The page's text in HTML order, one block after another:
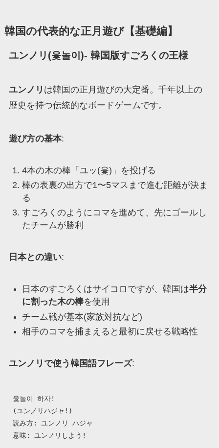
韓国の代表的な正月遊び【基礎編】
ユンノリ(윷놀이)- 韓国版すごろくの王様
ユンノリ は韓国の正月遊びの大定番。千年以上の
歴史を持つ伝統的なボードゲームです。
遊び方の基本:
4本の木の棒「ユッ(윷)」を投げる
棒の表裏の出方で1〜5マスまで進む距離が決ま
る
すごろくのようにコマを進めて、先にゴールし
たチームが勝利
日本との違い:
日本のすごろくはサイコロですが、韓国は半分
に割った木の棒を使用
チーム戦が基本(家族対抗など)
相手のコマを捕まえると最初に戻せる戦略性
ユンノリで使う韓国語フレーズ:
윷놀이 하자!
(ユンノリハジャ!)
読み方: ユンノリ ハジャ
意味: ユンノリしよう!